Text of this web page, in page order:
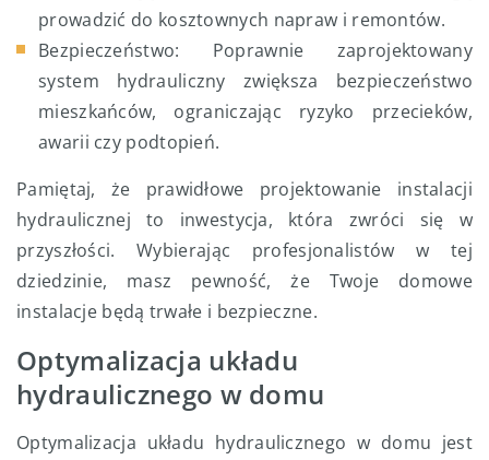
prowadzić do kosztownych napraw i remontów.
Bezpieczeństwo: Poprawnie zaprojektowany
system hydrauliczny zwiększa bezpieczeństwo
mieszkańców, ograniczając ryzyko przecieków,
awarii czy podtopień.
Pamiętaj, że prawidłowe projektowanie instalacji
hydraulicznej to inwestycja, która zwróci się w
przyszłości. Wybierając profesjonalistów w tej
dziedzinie, masz pewność, że Twoje domowe
instalacje będą trwałe i bezpieczne.
Optymalizacja układu
hydraulicznego w domu
Optymalizacja układu hydraulicznego w domu jest